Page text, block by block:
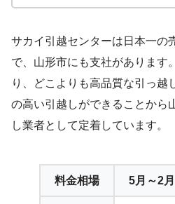
サカイ引越センターは日本一の
で、山形市にも支社があります
り、どこよりも高品質な引っ越
の高い引越しができることから
し業者として定着しています。
料金相場 5月～2月